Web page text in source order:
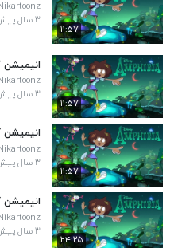
۱۱:۵۷
۳ سال پیش
۱۱:۵۷
انیمیشن
۳ سال پیش
۱۱:۵۷
انیمیشن
۳ سال پیش
۲۴:۲۵
انیمیشن
۳ سال پیش